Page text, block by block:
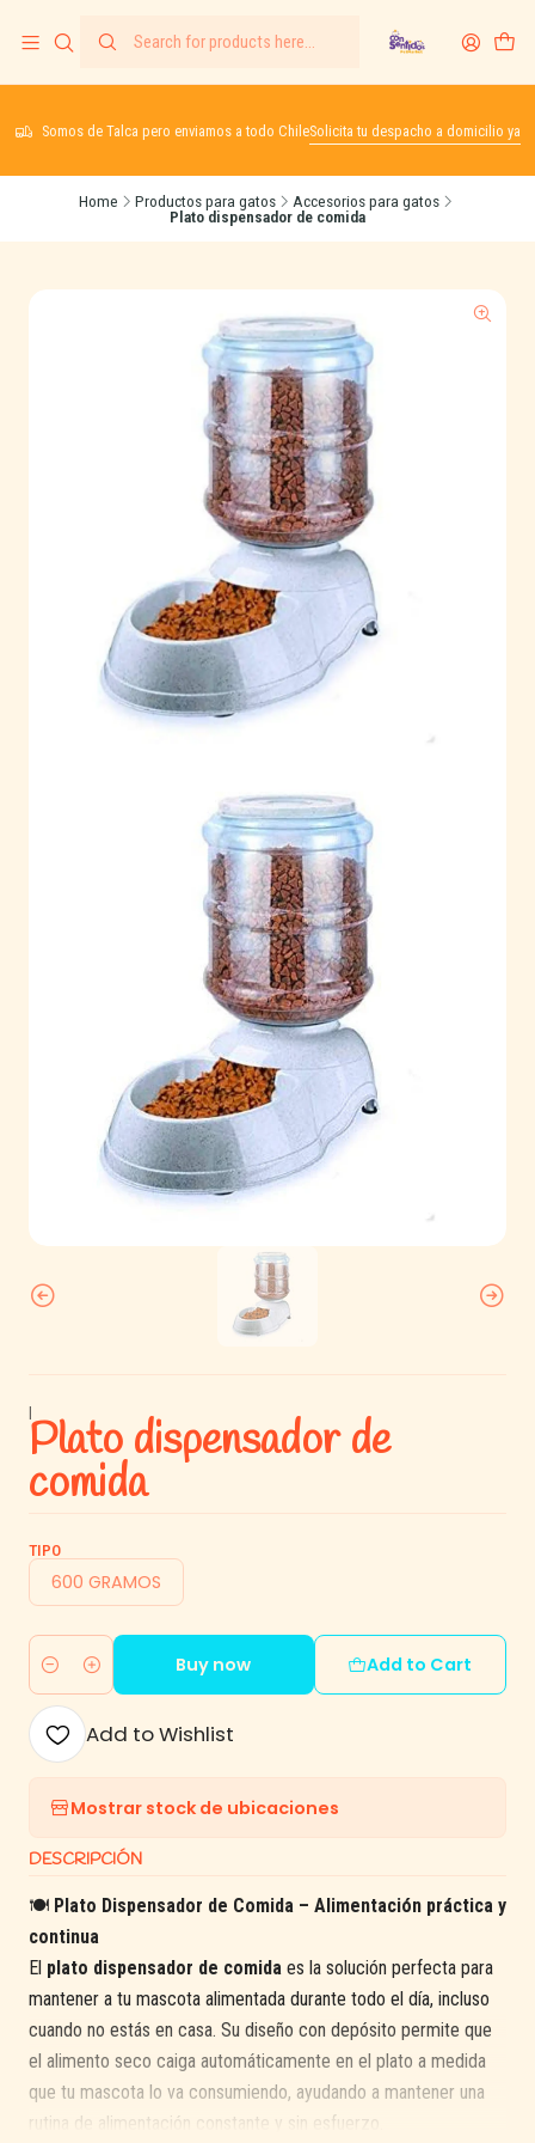
Somos de Talca pero enviamos a todo ChileSolicita tu despacho a domicilio ya
Home Productos para gatos
Accesorios para gatos
Plato dispensador de comida
|
Plato dispensador de
comida
TIPO
600 GRAMOS
Quantity
Add to Cart
Buy now
Add to Wishlist
Mostrar stock de ubicaciones
DESCRIPCIÓN
🍽️ Plato Dispensador de Comida – Alimentación práctica y
continua
El plato dispensador de comida es la solución perfecta para
mantener a tu mascota alimentada durante todo el día, incluso
cuando no estás en casa. Su diseño con depósito permite que
el alimento seco caiga automáticamente en el plato a medida
que tu mascota lo va consumiendo, ayudando a mantener una
rutina de alimentación constante y sin esfuerzo.